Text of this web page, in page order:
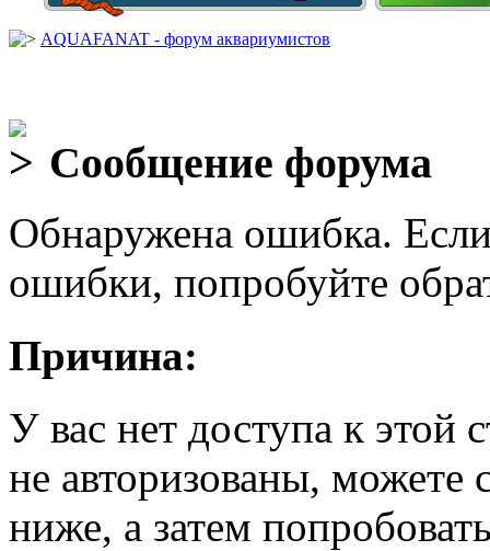
AQUAFANAT - форум аквариумистов
Сообщение форума
Обнаружена ошибка.
ошибки, попробуйте
Причина:
У вас нет доступа к
не авторизованы, можете
ниже, а затем